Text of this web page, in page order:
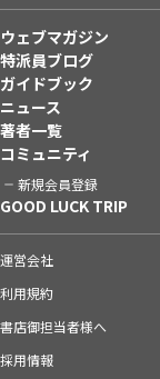
ウェブマガジン
特派員ブログ
ガイドブック
ニュース
著者一覧
コミュニティ
新規会員登録
GOOD LUCK TRIP
運営会社
利用規約
書店御担当者様へ
採用情報